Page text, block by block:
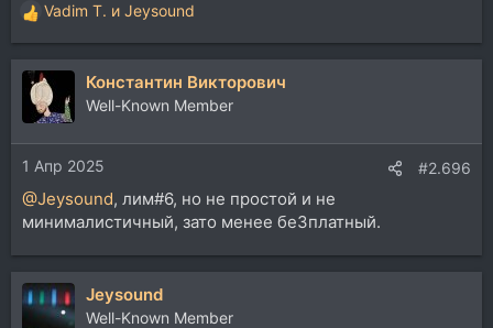
Р
е
а
и
и
:
Vadim T. и Jeysound
Константин Викторович
Well-Known Member
1 Апр 2025 #2.696
@Jeysound, лим#6, но не простой и не
минималистичный, зато менее беЗплатный.
Jeysound
Well-Known Member